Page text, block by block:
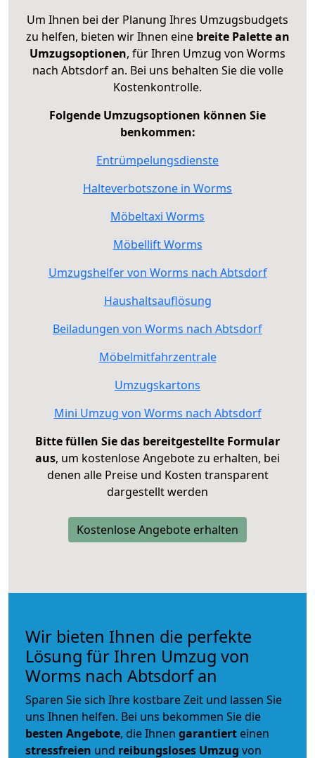
Um Ihnen bei der Planung Ihres Umzugsbudgets
zu helfen, bieten wir Ihnen eine breite Palette an
Umzugsoptionen, für Ihren Umzug von Worms
nach Abtsdorf an. Bei uns behalten Sie die volle
Kostenkontrolle.
Folgende Umzugsoptionen können Sie
benkommen:
Entrümpelungsdienste
Halteverbotszone in Worms
Möbeltaxi Worms
Möbellift Worms
Umzugshelfer von Worms nach Abtsdorf
Haushaltsauflösung
Beiladungen von Worms nach Abtsdorf
Möbelmitfahrzentrale
Umzugskartons
Mini Umzug von Worms nach Abtsdorf
Bitte füllen Sie das bereitgestellte Formular
aus, um kostenlose Angebote zu erhalten, bei
denen alle Preise und Kosten transparent
dargestellt werden
Kostenlose Angebote erhalten
Wir bieten Ihnen die perfekte
Lösung für Ihren Umzug von
Worms nach Abtsdorf an
Sparen Sie sich Ihre kostbare Zeit und lassen Sie
uns Ihnen helfen. Bei uns bekommen Sie die
besten Angebote, die Ihnen garantiert einen
stressfreien und reibungsloses Umzug von